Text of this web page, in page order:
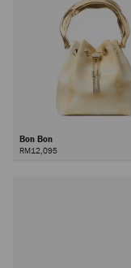
Bon Bon
RM12,095